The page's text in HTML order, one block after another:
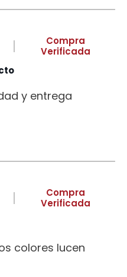
Compra
Verificada
y entrega
Compra
Verificada
colores lucen